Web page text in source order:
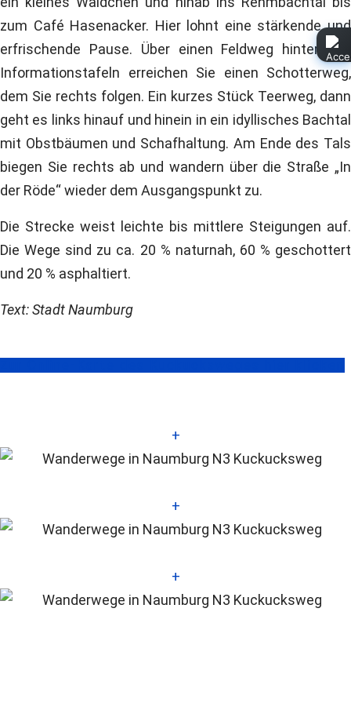
zum Café Hasenacker. Hier lohnt eine stärkende und
erfrischende Pause. Über einen Feldweg hinter den
Informationstafeln erreichen Sie einen Schotterweg,
dem Sie rechts folgen. Ein kurzes Stück Teerweg, dann
geht es links hinauf und hinein in ein idyllisches Bachtal
mit Obstbäumen und Schafhaltung. Am Ende des Tals
biegen Sie rechts ab und wandern über die Straße „In
der Röde“ wieder dem Ausgangspunkt zu.
Die Strecke weist leichte bis mittlere Steigungen auf.
Die Wege sind zu ca. 20 % naturnah, 60 % geschottert
und 20 % asphaltiert.
Text: Stadt Naumburg
+
+
+